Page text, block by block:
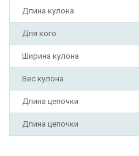
Длина кулона
Для кого
Ширина кулона
Вес кулона
Длина цепочки
Длина цепочки